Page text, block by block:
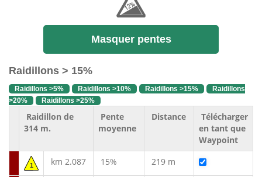
Masquer pentes
Raidillons > 15%
Raidillons >5% Raidillons >10% Raidillons >15%
Raidillons
>20%
Raidillons >25%
Raidillon de
314 m.
Pente
moyenne
Distance
Télécharger
en tant que
Waypoint
1 km 2.087 15% 219 m